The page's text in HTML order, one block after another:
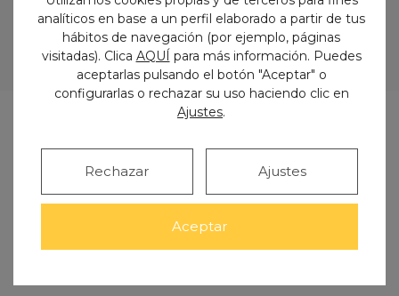
Implantes dentales para
varios dientes
analíticos en base a un perfil elaborado a partir de tus
hábitos de navegación (por ejemplo, páginas
visitadas). Clica AQUÍ para más información. Puedes
aceptarlas pulsando el botón "Aceptar" o
configurarlas o rechazar su uso haciendo clic en
Ajustes.
Aceptar
Rechazar Ajustes